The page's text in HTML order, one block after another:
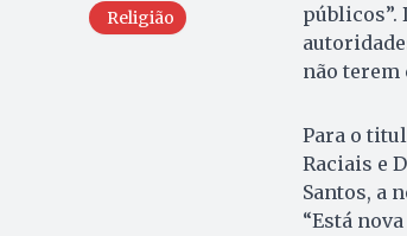
Religião
públicos”.
não terem
Para o
Raciais e
Santos, a
“Está